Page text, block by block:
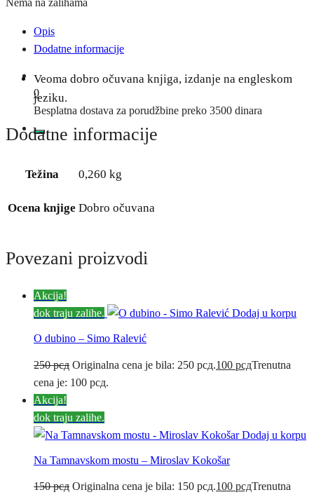
0
Besplatna dostava za porudžbine preko 3500 dinara
Opis
Dodatne informacije
Veoma dobro očuvana knjiga, izdanje na engleskom
jeziku.
Dodatne informacije
Težina 0,260 kg
Ocena knjige Dobro očuvana
Povezani proizvodi
Akcija!
dok traju zalihe.
Dodaj u korpu
O dubino – Simo Ralević
250рсд Originalna cena je bila: 250 рсд.100 рсдTrenutna
cena je: 100 рсд.
Akcija!
dok traju zalihe.
Dodaj u korpu
Na Tamnavskom mostu – Miroslav Kokošar
150рсд Originalna cena je bila: 150 рсд.100 рсдTrenutna